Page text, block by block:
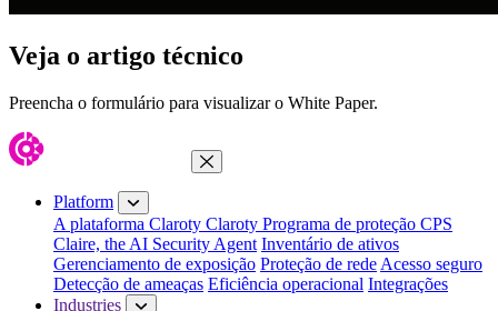
Veja o artigo técnico
Preencha o formulário para visualizar o White Paper.
Close Menu
Platform
A plataforma Claroty Claroty Programa de proteção CPS
Claire, the AI Security Agent Inventário de ativos
Gerenciamento de exposição Proteção de rede Acesso seguro
Detecção de ameaças Eficiência operacional Integrações
Industries